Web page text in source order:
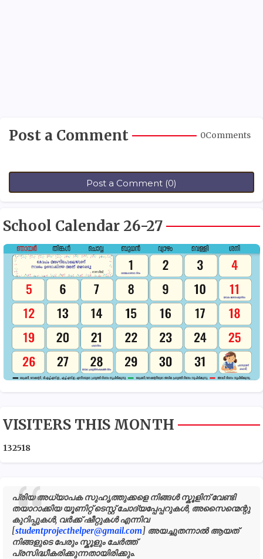
Post a Comment 0Comments
Post a Comment (0)
School Calendar 26-27
VISITERS THIS MONTH
132518
പ്രിയ അധ്യാപക സുഹൃത്തുക്കളെ നിങ്ങൾ സ്കൂളിന് വേണ്ടി
തയാറാക്കിയ യൂണിറ്റ് ടെസ്റ്റ് ചോദ്യപ്പേപ്പറുകൾ, അസൈന്മെന്റു
കുറിപ്പുകൾ, വർക്ക് ഷീറ്റുകൾ എന്നിവ
[studentprojecthelper@gmail.com] അയച്ചുതന്നാൽ ആയത്
നിങ്ങളുടെ പേരും സ്കൂളും ചേർത്ത്
പ്രസിദ്ധീകരിക്കുന്നതായിരിക്കും.